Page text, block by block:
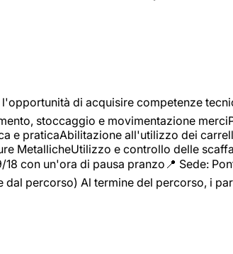
di acquisire competenze
stoccaggio e movimentazione
e praticaAbilitazione all'utilizzo dei
MetallicheUtilizzo e controllo delle
con un'ora di pausa pranzo📍 Sede:
percorso) Al termine del percorso, i